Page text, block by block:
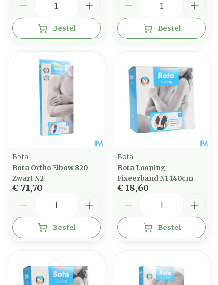
Bestel Bestel
Bota
Bota Ortho Elbow 820
Zwart N2
€ 71,70
Bestel
Bota
Bota Looping
Fixeerband N1 140cm
€ 18,60
Bestel